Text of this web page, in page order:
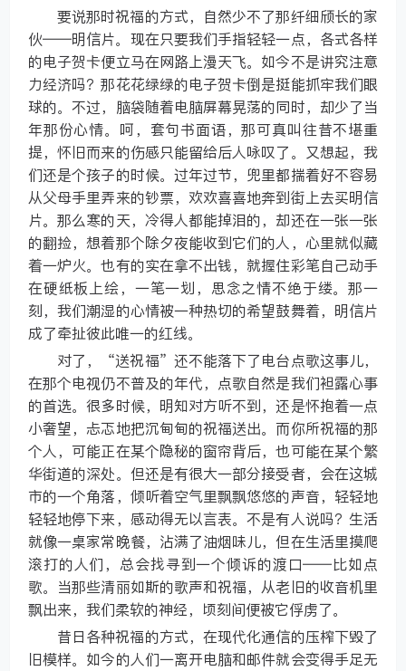
要说那时祝福的方式，自然少不了那纤细颀长的家
伙——明信片。现在只要我们手指轻轻一点，各式各样
的电子贺卡便立马在网路上漫天飞。如今不是讲究注意
力经济吗？那花花绿绿的电子贺卡倒是挺能抓牢我们眼
球的。不过，脑袋随着电脑屏幕晃荡的同时，却少了当
年那份心情。呵，套句书面语，那可真叫往昔不堪重
提，怀旧而来的伤感只能留给后人咏叹了。又想起，我
们还是个孩子的时候。过年过节，兜里都揣着好不容易
从父母手里弄来的钞票，欢欢喜喜地奔到街上去买明信
片。那么寒的天，冷得人都能掉泪的，却还在一张一张
的翻捡，想着那个除夕夜能收到它们的人，心里就似藏
着一炉火。也有的实在拿不出钱，就握住彩笔自己动手
在硬纸板上绘，一笔一划，思念之情不绝于缕。那一
刻，我们潮湿的心情被一种热切的希望鼓舞着，明信片
成了牵扯彼此唯一的红线。
对了，“送祝福”还不能落下了电台点歌这事儿，
在那个电视仍不普及的年代，点歌自然是我们袒露心事
的首选。很多时候，明知对方听不到，还是怀抱着一点
小奢望，忐忑地把沉甸甸的祝福送出。而你所祝福的那
个人，可能正在某个隐秘的窗帘背后，也可能在某个繁
华街道的深处。但还是有很大一部分接受者，会在这城
市的一个角落，倾听着空气里飘飘悠悠的声音，轻轻地
轻轻地停下来，感动得无以言表。不是有人说吗？生活
就像一桌家常晚餐，沾满了油烟味儿，但在生活里摸爬
滚打的人们，总会找寻到一个倾诉的渡口——比如点
歌。当那些清丽如斯的歌声和祝福，从老旧的收音机里
飘出来，我们柔软的神经，顷刻间便被它俘虏了。
昔日各种祝福的方式，在现代化通信的压榨下毁了
旧模样。如今的人们一离开电脑和邮件就会变得手足无